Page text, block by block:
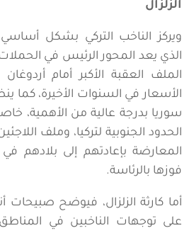
الزلزال
ويركز الناخب التركي بشكل
الذي يعد المحور الرئيس في الحملات
الملف العقبة الأكبر أمام
الأسعار في السنوات الأخيرة، كما
سوريا بدرجة عالية من الأهمية،
الحدود الجنوبية لتركيا، وملف
المعارضة بإعادتهم إلى
فوزها بالرئاسة.
أما كارثة الزلزال، فيوضح
على توجهات الناخبين في المناطق